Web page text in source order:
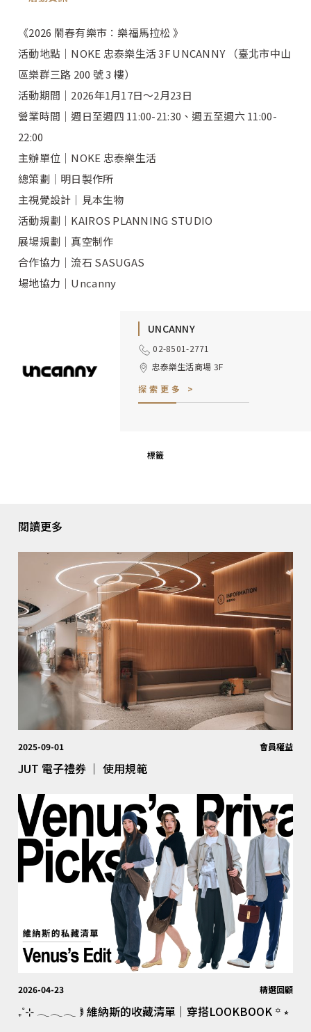
《2026 鬧春有樂市：樂福馬拉松 》
活動地點｜NOKE 忠泰樂生活 3F UNCANNY （臺北市中山
區樂群三路 200 號 3 樓）
活動期間｜2026年1月17日～2月23日
營業時間｜週日至週四 11:00-21:30、週五至週六 11:00-
22:00
主辦單位｜NOKE 忠泰樂生活
總策劃｜明日製作所
主視覺設計｜見本生物
活動規劃｜KAIROS PLANNING STUDIO
展場規劃｜真空制作
合作協力｜流石 SASUGAS
場地協力｜Uncanny
UNCANNY
02-8501-2771
忠泰樂生活商場 3F
探索更多 >
標籤
閱讀更多
2025-09-01 會員權益
JUT 電子禮券 │ 使用規範
2026-04-23 精選回顧
₊˚⊹ 𓂃𓂃𓂃 𖥾 維納斯的收藏清單｜穿搭LOOKBOOK ꙳ ⭒